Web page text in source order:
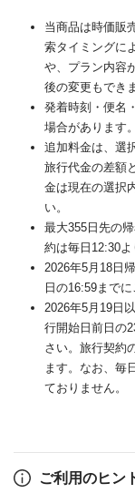
当商品は時価販
索タイミングに
や、プラン内容
後の変更もでき
発着時刻・便名
場合があります。
追加料金は、選
旅行代金の差額
金は現在の選択
い。
最大355日先の
約は毎日12:30よ
2026年5月18日
日の16:59まで
2026年5月19日
行開始日前日の
さい。旅行契約
ます。なお、毎
ておりません。
ご利用のヒン